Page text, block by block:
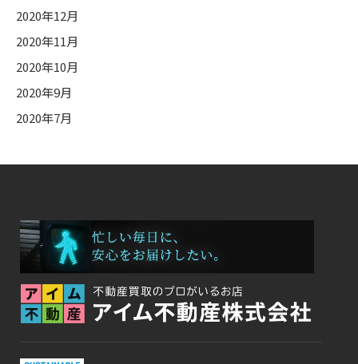
2020年12月
2020年11月
2020年10月
2020年9月
2020年7月